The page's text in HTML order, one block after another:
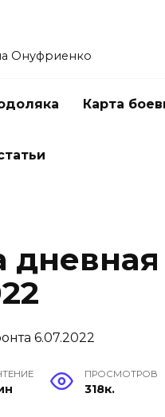
Онуфриенко
Карта
ПРОСМОТРОВ
318к.